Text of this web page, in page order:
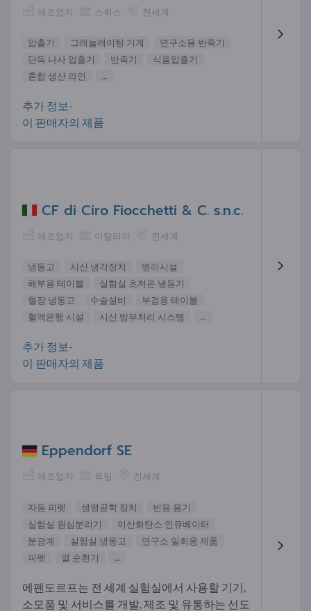
제조업자 스위스 전세계
압출기 그레뉼레이팅 기계
연구소용 반죽기
단독 나사 압출기
반죽기
식품압출기
혼합 생산 라인
...
추가 정보-
이 판매자의 제품
CF di Ciro Fiocchetti & C. s.n.c.
제조업자 이탈리아 전세계
냉동고 시신 냉각장치
병리시설
해부용 테이블
실험실 초저온 냉동기
혈장 냉동고
수술설비
부검용 테이블
혈액은행 시설
시신 방부처리 시스템 ...
추가 정보-
이 판매자의 제품
Eppendorf SE
제조업자 독일 전세계
자동 피펫 생명공학 장치
빈응 용기
실험실 원심분리기
이산화탄소 인큐베이터
분광계
실험실 냉동고
연구소 일회용 제품
피펫
열 순환기 ...
에펜도르프는 전 세계 실험실에서 사용할 기기,
소모품 및 서비스를 개발, 제조 및 유통하는 선도